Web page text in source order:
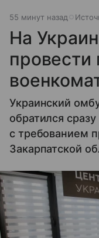
55 минут назад
На
провести
Украинский
обратился
с требованием
Закарпатской